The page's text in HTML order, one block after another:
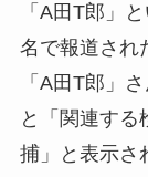
「A田T郎」
名で報道され
「A田T郎」
と「関連す
捕」と表示さ